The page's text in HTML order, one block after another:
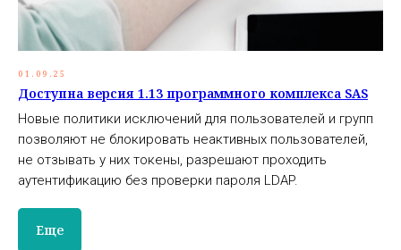
01.09.25
Доступна версия 1.13 программного комплекса SAS
Новые политики исключений для пользователей и групп
позволяют не блокировать неактивных пользователей,
не отзывать у них токены, разрешают проходить
аутентификацию без проверки пароля LDAP.
Еще